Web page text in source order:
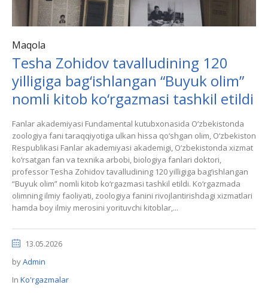
Maqola
Tesha Zohidov tavalludining 120
yilligiga bag‘ishlangan “Buyuk olim”
nomli kitob ko‘rgazmasi tashkil etildi
Fanlar akademiyasi Fundamental kutubxonasida O‘zbekistonda
zoologiya fani taraqqiyotiga ulkan hissa qo‘shgan olim, O‘zbekiston
Respublikasi Fanlar akademiyasi akademigi, O‘zbekistonda xizmat
ko‘rsatgan fan va texnika arbobi, biologiya fanlari doktori,
professor Tesha Zohidov tavalludining 120 yilligiga bag‘ishlangan
“Buyuk olim” nomli kitob ko‘rgazmasi tashkil etildi. Ko‘rgazmada
olimning ilmiy faoliyati, zoologiya fanini rivojlantirishdagi xizmatlari
hamda boy ilmiy merosini yorituvchi kitoblar,...
13.05.2026
byAdmin
In Ko'rgazmalar